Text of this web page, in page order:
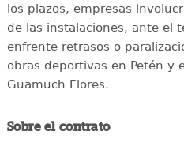
los plazos, empresas
de las instalaciones, ante el
enfrente retrasos o
obras deportivas en Petén y
Guamuch Flores.
Sobre el contrato